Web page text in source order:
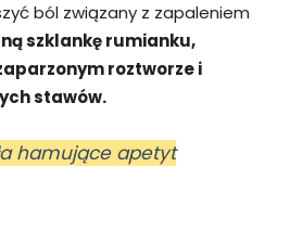
ból związany z zapaleniem
szklankę rumianku,
roztworze i
stawów.
hamujące apetyt